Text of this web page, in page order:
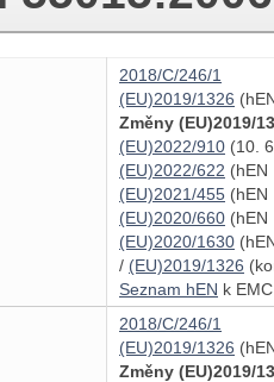
2018/C/246/1
(EU)2019/1326
Změny (EU)2019/
(EU)2022/910 (10.
(EU)2022/622 (hEN
(EU)2021/455 (hEN
(EU)2020/660 (hEN
(EU)2020/1630
/ (EU)2019/1326
Seznam hEN k
2018/C/246/1
(EU)2019/1326
Změny (EU)2019/